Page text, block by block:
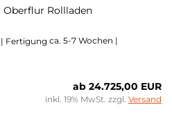
Rollladen
ca. 5-7 Wochen |
ab 24.725,00 EUR
inkl. 19% MwSt. zzgl. Versand